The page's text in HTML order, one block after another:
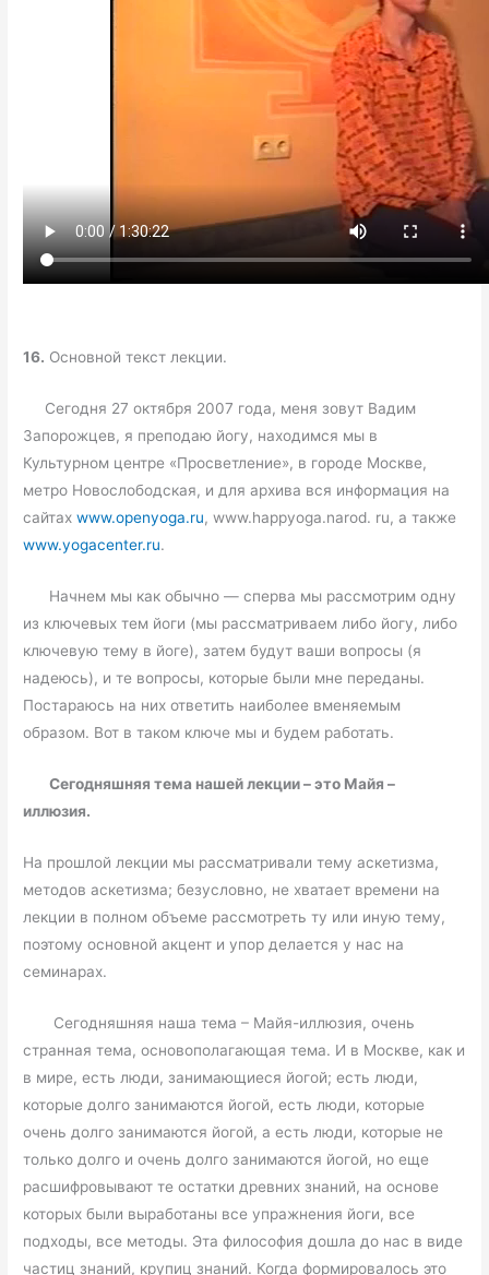
16. Основной текст лекции.
Сегодня 27 октября 2007 года, меня зовут Вадим
Запорожцев, я преподаю йогу, находимся мы в
Культурном центре «Просветление», в городе Москве,
метро Новослободская, и для архива вся информация на
сайтахwww.openyoga.ru, www.happyoga.narod. ru, а также
www.yogacenter.ru.
Начнем мы как обычно — сперва мы рассмотрим одну
из ключевых тем йоги (мы рассматриваем либо йогу, либо
ключевую тему в йоге), затем будут ваши вопросы (я
надеюсь), и те вопросы, которые были мне переданы.
Постараюсь на них ответить наиболее вменяемым
образом. Вот в таком ключе мы и будем работать.
Сегодняшняя тема нашей лекции – это Майя –
иллюзия.
На прошлой лекции мы рассматривали тему аскетизма,
методов аскетизма; безусловно, не хватает времени на
лекции в полном объеме рассмотреть ту или иную тему,
поэтому основной акцент и упор делается у нас на
семинарах.
Сегодняшняя наша тема – Майя-иллюзия, очень
странная тема, основополагающая тема. И в Москве, как и
в мире, есть люди, занимающиеся йогой; есть люди,
которые долго занимаются йогой, есть люди, которые
очень долго занимаются йогой, а есть люди, которые не
только долго и очень долго занимаются йогой, но еще
расшифровывают те остатки древних знаний, на основе
которых были выработаны все упражнения йоги, все
подходы, все методы. Эта философия дошла до нас в виде
частиц знаний, крупиц знаний. Когда формировалось это